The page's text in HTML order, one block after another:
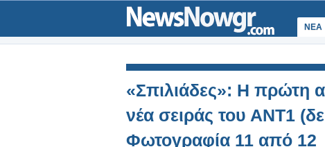
ΝΕΑ
«Σπιλιάδες»: Η πρώτη
νέα σειράς του ΑΝΤ1
Φωτογραφία 11 από 12